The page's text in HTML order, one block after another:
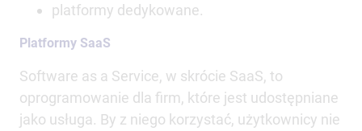
platformy dedykowane.
Platformy SaaS
Software as a Service, w skrócie SaaS, to
oprogramowanie dla firm, które jest udostępniane
jako usługa. By z niego korzystać, użytkownicy nie